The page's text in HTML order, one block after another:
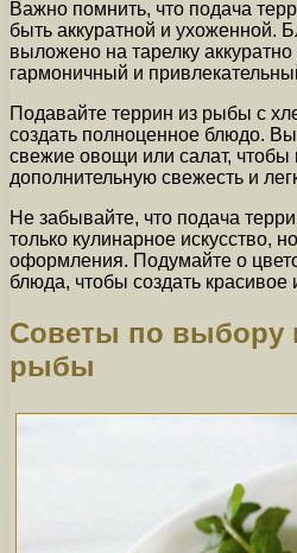
Важно помнить, что подача
быть аккуратной и ухоженной.
выложено на тарелку
гармоничный и
Подавайте террин из рыбы с
создать полноценное блюдо.
свежие овощи или салат, чтобы
дополнительную свежесть и
Не забывайте, что подача
только кулинарное искусство,
оформления. Подумайте о
блюда, чтобы создать красивое
Советы по выбору
рыбы